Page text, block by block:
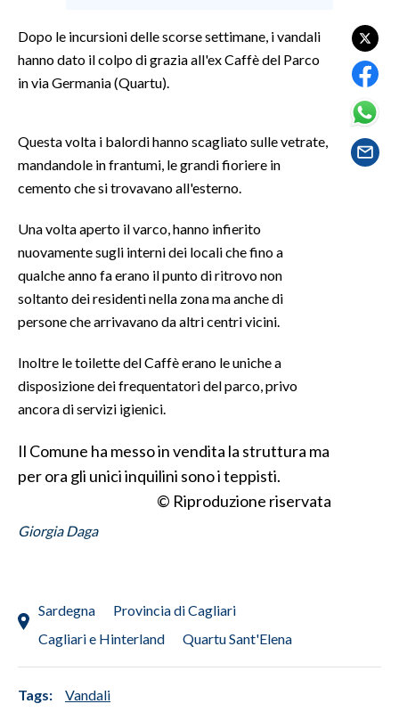
SPETTACOLI
SALUTE
SARDEGNA TURISMO
SARDI NEL MONDO
NOTIZIE
EVENTI
#CARAUNIONE
3 MINUTI CON
INSULARITÀ
INFO AZIENDE
ABBONATI
NECROLOGI
STORE
Dopo le incursioni delle scorse settimane, i vandali
hanno dato il colpo di grazia all'ex Caffè del Parco
in via Germania (Quartu).
Questa volta i balordi hanno scagliato sulle vetrate,
mandandole in frantumi, le grandi fioriere in
cemento che si trovavano all'esterno.
Una volta aperto il varco, hanno infierito
nuovamente sugli interni dei locali che fino a
qualche anno fa erano il punto di ritrovo non
soltanto dei residenti nella zona ma anche di
persone che arrivavano da altri centri vicini.
Inoltre le toilette del Caffè erano le uniche a
disposizione dei frequentatori del parco, privo
ancora di servizi igienici.
Il Comune ha messo in vendita la struttura ma
per ora gli unici inquilini sono i teppisti.
© Riproduzione riservata
Giorgia Daga
Sardegna
Provincia di Cagliari
Cagliari e Hinterland
Quartu Sant'Elena
Tags: Vandali